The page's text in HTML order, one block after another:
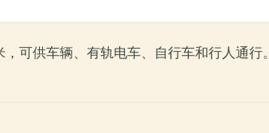
可供车辆、有轨电车、自行车和行人通行。